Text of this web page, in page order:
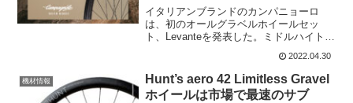
イタリアンブランドのカンパニョーロ
は、初のオールグラベルホイールセッ
ト、Levanteを発表した。ミドルハイトの
30mmカーボンホイールは、オフロード
バイクパッキングの冒険やレースにも対
応できるように設計されており、カンパ
は「オールグラベル...
2022.04.30
機材情報
Hunt’s aero 42 Limitless Gravel
ホイールは市場で最速のサブ